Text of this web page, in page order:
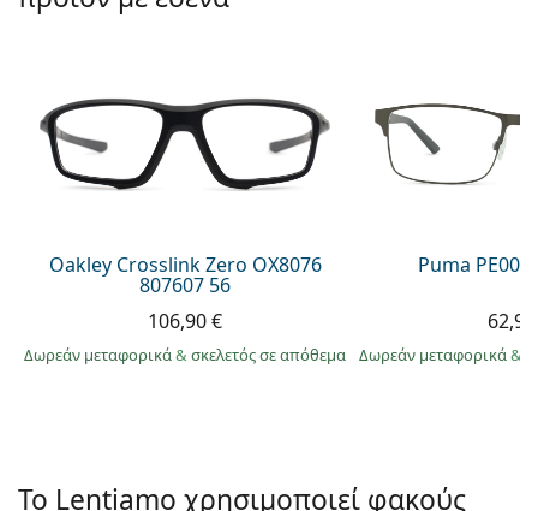
Persol
Όλες οι μάρκες
Oakley Crosslink Zero OX8076
807607 56
106,90 €
Δωρεάν μεταφορικά& σκελετός σε απόθεμα
Puma
Δωρεάν μεταφορικά&
Το Lentiamo χρησιμοποιεί φακούς